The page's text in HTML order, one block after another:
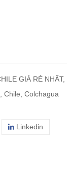
GIÁ RẺ NHẤT,
Chile, Colchagua
Linkedin